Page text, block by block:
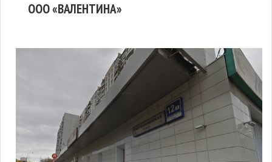
ООО «ВАЛЕНТИНА»